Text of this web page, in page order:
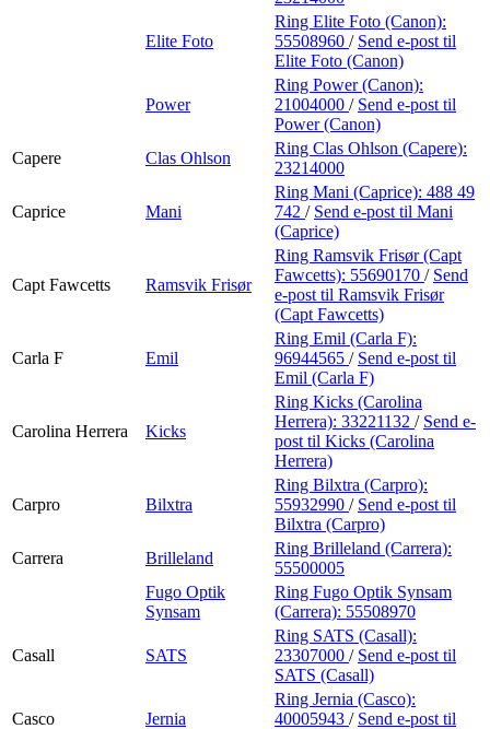
Elite Foto
Ring Elite Foto (Canon):
55508960 / Send e-post til
Elite Foto (Canon)
Power
Ring Power (Canon):
21004000 / Send e-post til
Power (Canon)
Capere
Clas Ohlson
Ring Clas Ohlson (Capere):
23214000
Caprice Mani
Ring Mani (Caprice): 488 49
742 / Send e-post til Mani
(Caprice)
Capt Fawcetts Ramsvik Frisør
Ring Ramsvik Frisør (Capt
Fawcetts): 55690170 / Send
e-post til Ramsvik Frisør
(Capt Fawcetts)
Carla F Emil
Ring Emil (Carla F):
96944565 / Send e-post til
Emil (Carla F)
Carolina Herrera Kicks
Ring Kicks (Carolina
Herrera): 33221132 / Send e-
post til Kicks (Carolina
Herrera)
Carpro Bilxtra
Ring Bilxtra (Carpro):
55932990 / Send e-post til
Bilxtra (Carpro)
Carrera
Brilleland
Ring Brilleland (Carrera):
55500005
Fugo Optik
Synsam
Ring Fugo Optik Synsam
(Carrera): 55508970
Casall SATS
Ring SATS (Casall):
23307000 / Send e-post til
SATS (Casall)
Casco Jernia
Ring Jernia (Casco):
40005943 / Send e-post til